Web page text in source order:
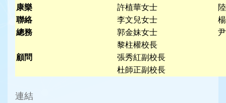
康樂
許植華女士
聯絡
李文兒女士
總務
郭金妹女士
顧問
黎柱權校長
張秀紅副校長
杜師正副校長
連結